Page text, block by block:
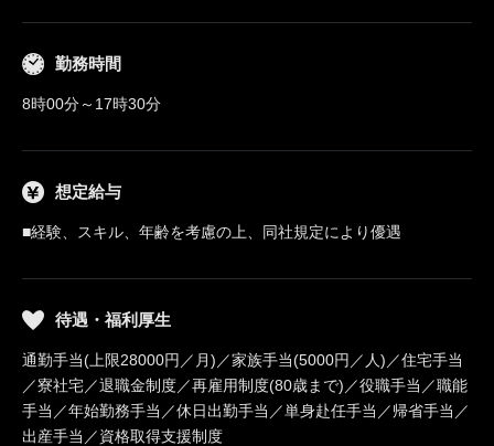
勤務時間
8時00分～17時30分
想定給与
■経験、スキル、年齢を考慮の上、同社規定により優遇
待遇・福利厚生
通勤手当(上限28000円／月)／家族手当(5000円／人)／住宅手当
／寮社宅／退職金制度／再雇用制度(80歳まで)／役職手当／職能
手当／年始勤務手当／休日出勤手当／単身赴任手当／帰省手当／
出産手当／資格取得支援制度